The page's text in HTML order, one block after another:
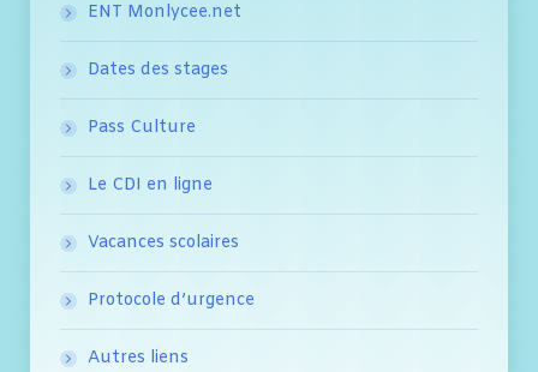
ENT Monlycee.net
Dates des stages
Pass Culture
Le CDI en ligne
Vacances scolaires
Protocole d’urgence
Autres liens